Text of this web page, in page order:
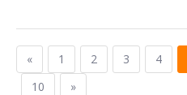
« 1 2 3 4
10
»